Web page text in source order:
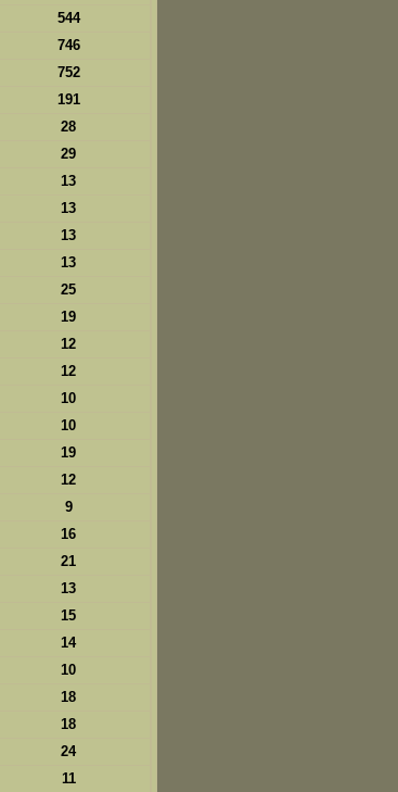
544
746
752
191
28
29
13
13
13
13
25
19
12
12
10
10
19
12
9
16
21
13
15
14
10
18
18
24
11